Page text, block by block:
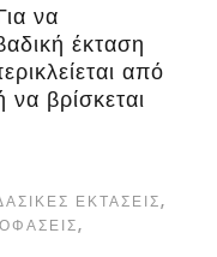
να
έκταση
από
βρίσκεται
ΕΚΤΆΣΕΙΣ,
,